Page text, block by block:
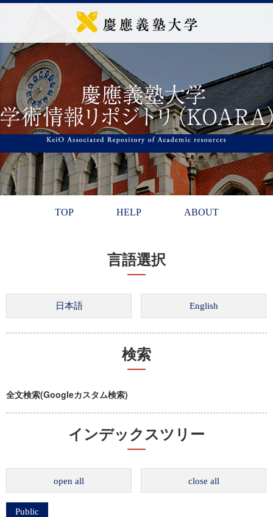
TOP HELP ABOUT
言語選択
検索
全文検索(Googleカスタム検索)
インデックスツリー
open all close all
Public